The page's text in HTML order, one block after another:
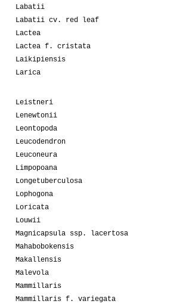
Labatii
Labatii cv. red leaf
Lactea
Lactea f. cristata
Laikipiensis
Larica
Leistneri
Lenewtonii
Leontopoda
Leucodendron
Leuconeura
Limpopoana
Longetuberculosa
Lophogona
Loricata
Louwii
Magnicapsula ssp. lacertosa
Mahabobokensis
Makallensis
Malevola
Mammillaris
Mammillaris f. variegata